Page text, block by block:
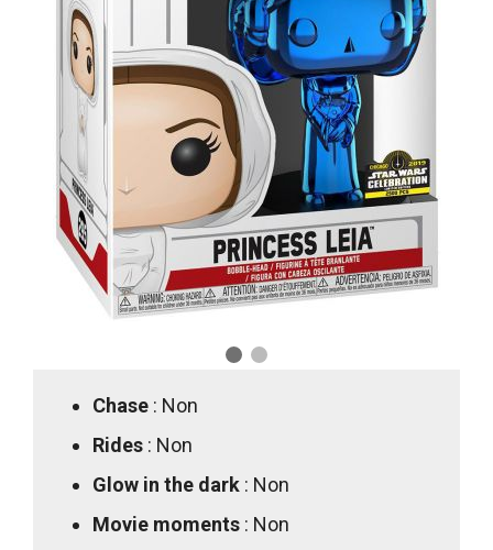
Chase : Non
Rides : Non
Glow in the dark : Non
Movie moments : Non